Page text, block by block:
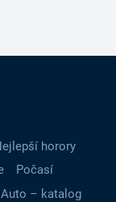
horory
Počasí
Auto – katalog